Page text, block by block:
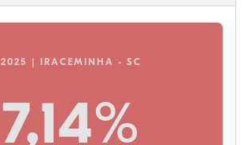
2025 | IRACEMINHA - SC
7,14%